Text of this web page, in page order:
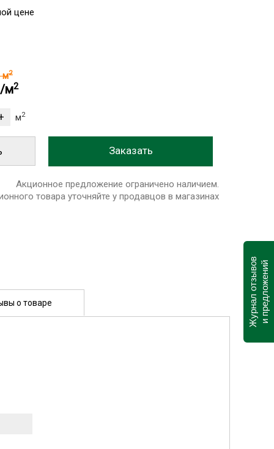
цене
м2
м2
м2
Акционное предложение ограничено наличием.
товара уточняйте у продавцов в магазинах
о товаре Журнал отзывови предложений